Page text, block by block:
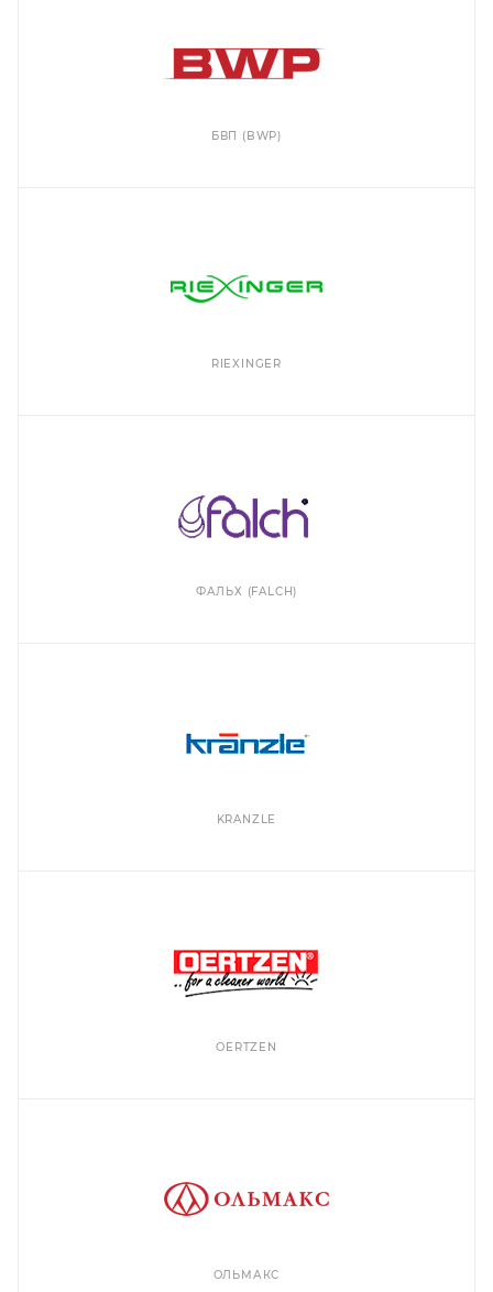
БВП (BWP)
RIEXINGER
ФАЛЬХ (FALCH)
KRANZLE
OERTZEN
ОЛЬМАКС